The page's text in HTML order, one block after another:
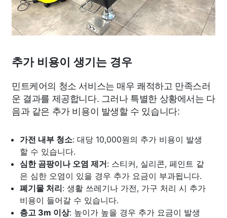
추가 비용이 생기는 경우
민트케어의 청소 서비스는 매우 쾌적하고 만족스러
운 결과를 제공합니다. 그러나 특별한 상황에서는 다
음과 같은 추가 비용이 발생할 수 있습니다:
가전 내부 청소: 대당 10,000원의 추가 비용이 발생
할 수 있습니다.
심한 곰팡이나 오염 제거: 스티커, 실리콘, 페인트 같
은 심한 오염이 있을 경우 추가 요금이 부과됩니다.
폐기물 처리: 생활 쓰레기나 가전, 가구 처리 시 추가
비용이 들어갈 수 있습니다.
층고 3m 이상: 높이가 높을 경우 추가 요금이 발생